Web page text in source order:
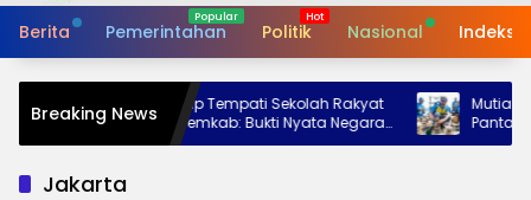
Berita Pemerintahan Politik Nasional Indeks
Breaking News
240 Siswa Siap Tempati Sekolah Rakyat
Trenggalek, Pemkab: Bukti Nyata Negara
Hadir untuk Anak Kurang Mampu
Mutiara Dive
Pantai Mutiara
Wisata Bawah
Jakarta